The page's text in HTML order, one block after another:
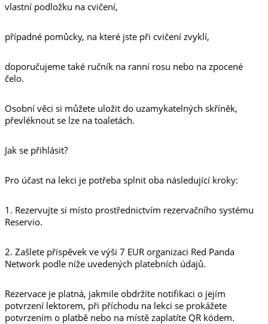
vlastní podložku na cvičení,
případné pomůcky, na které jste při cvičení zvyklí,
doporučujeme také ručník na ranní rosu nebo na zpocené
čelo.
Osobní věci si můžete uložit do uzamykatelných skříněk,
převléknout se lze na toaletách.
Jak se přihlásit?
Pro účast na lekci je potřeba splnit oba následující kroky:
1. Rezervujte si místo prostřednictvím rezervačního systému
Reservio.
2. Zašlete příspěvek ve výši 7 EUR organizaci Red Panda
Network podle níže uvedených platebních údajů.
Rezervace je platná, jakmile obdržíte notifikaci o jejím
potvrzení lektorem, při příchodu na lekci se prokážete
potvrzením o platbě nebo na místě zaplatíte QR kódem.